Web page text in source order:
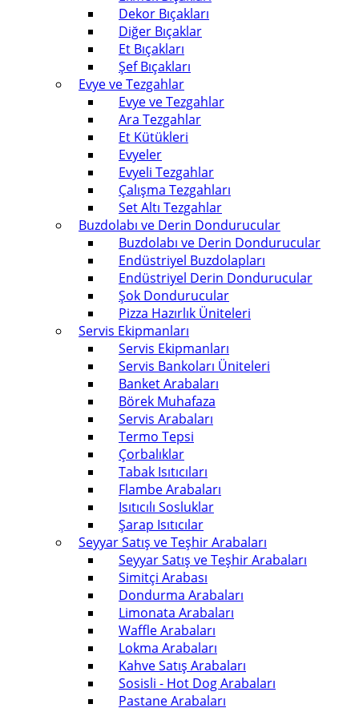
Dekor Bıçakları
Diğer Bıçaklar
Et Bıçakları
Şef Bıçakları
Evye ve Tezgahlar
Evye ve Tezgahlar
Ara Tezgahlar
Et Kütükleri
Evyeler
Evyeli Tezgahlar
Çalışma Tezgahları
Set Altı Tezgahlar
Buzdolabı ve Derin Dondurucular
Buzdolabı ve Derin Dondurucular
Endüstriyel Buzdolapları
Endüstriyel Derin Dondurucular
Şok Dondurucular
Pizza Hazırlık Üniteleri
Servis Ekipmanları
Servis Ekipmanları
Servis Bankoları Üniteleri
Banket Arabaları
Börek Muhafaza
Servis Arabaları
Termo Tepsi
Çorbalıklar
Tabak Isıtıcıları
Flambe Arabaları
Isıtıcılı Sosluklar
Şarap Isıtıcılar
Seyyar Satış ve Teşhir Arabaları
Seyyar Satış ve Teşhir Arabaları
Simitçi Arabası
Dondurma Arabaları
Limonata Arabaları
Waffle Arabaları
Lokma Arabaları
Kahve Satış Arabaları
Sosisli - Hot Dog Arabaları
Pastane Arabaları